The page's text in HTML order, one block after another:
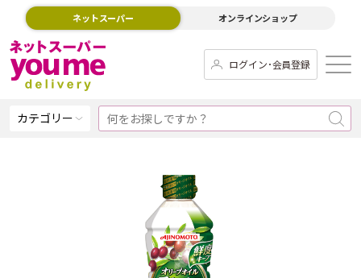
ネットスーパー オンラインショップ
ログイン･会員登録
カテゴリー